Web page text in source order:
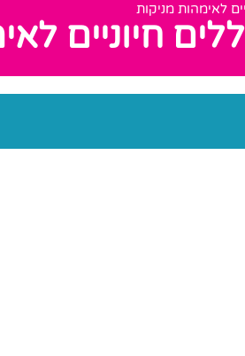
לאימהות מניקות
חיוניים